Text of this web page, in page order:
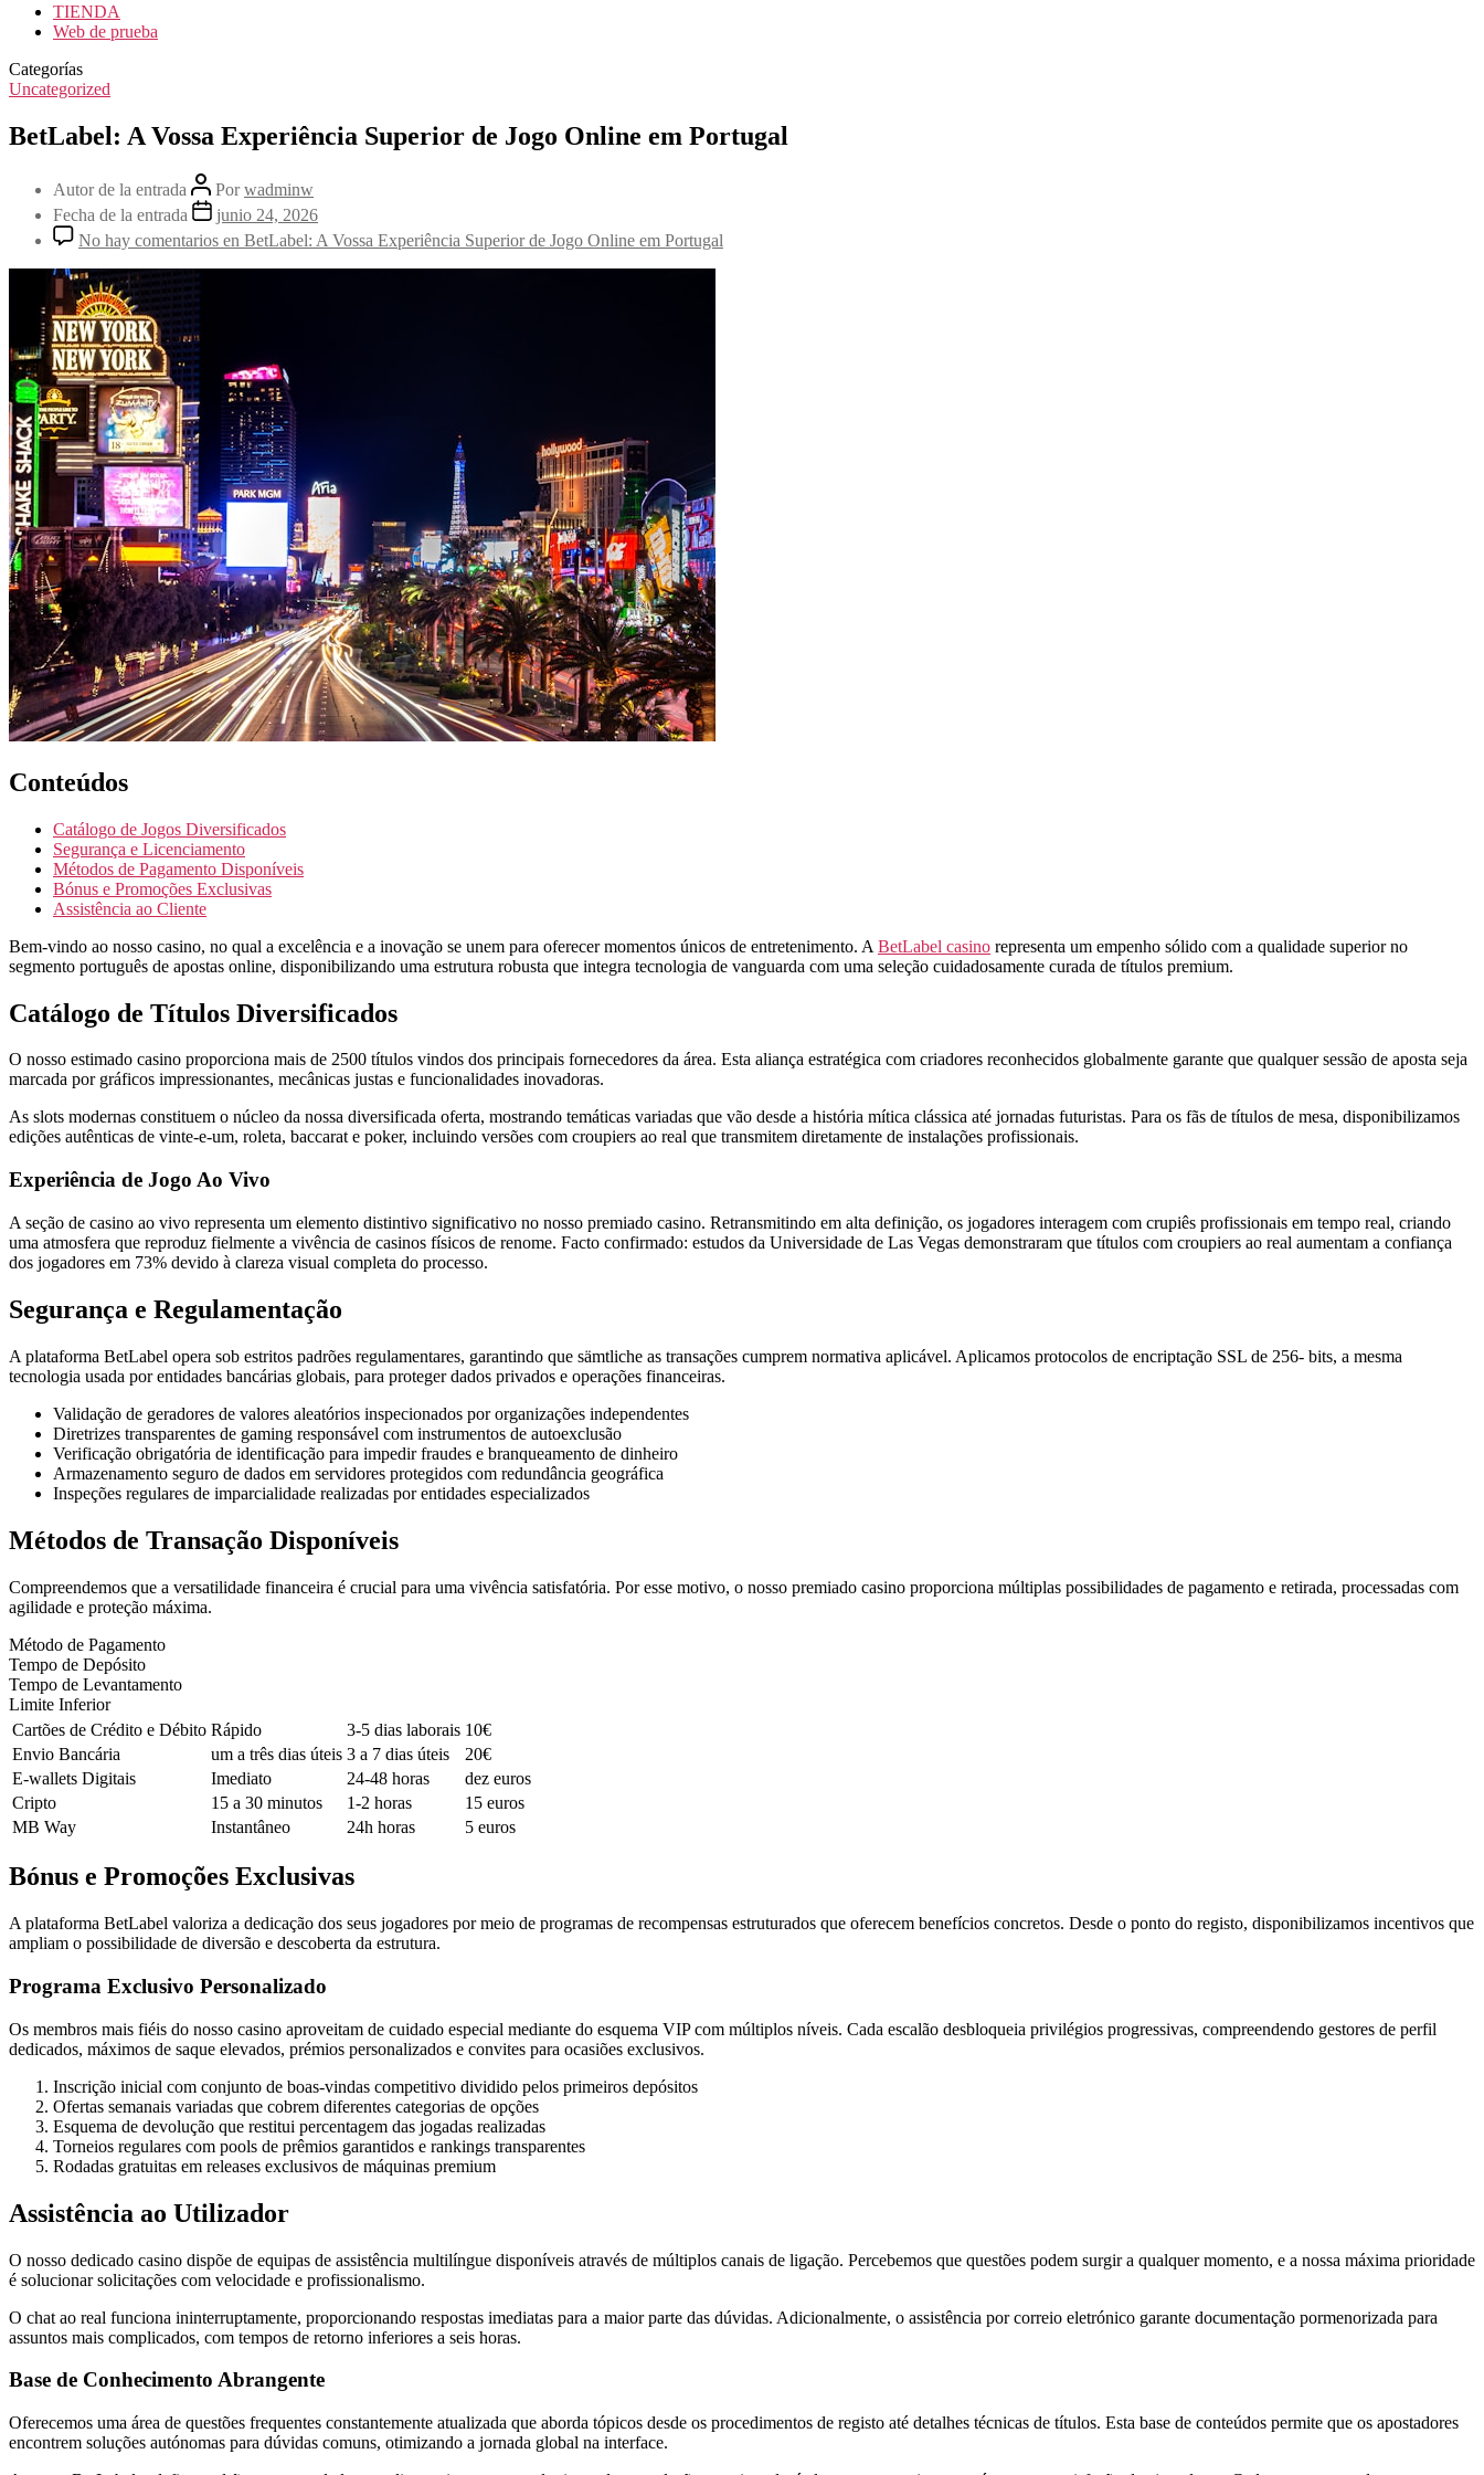
TIENDA
Web de prueba
Categorías
Uncategorized
BetLabel: A Vossa Experiência Superior de Jogo Online em Portugal
Autor de la entrada Porwadminw
Fecha de la entrada
junio 24, 2026
No hay comentarios en BetLabel: A Vossa Experiência Superior de Jogo Online em Portugal
Conteúdos
Catálogo de Jogos Diversificados
Segurança e Licenciamento
Métodos de Pagamento Disponíveis
Bónus e Promoções Exclusivas
Assistência ao Cliente
Bem-vindo ao nosso casino, no qual a excelência e a inovação se unem para oferecer momentos únicos de entretenimento. A BetLabel casino representa um empenho sólido com a qualidade superior no
segmento português de apostas online, disponibilizando uma estrutura robusta que integra tecnologia de vanguarda com uma seleção cuidadosamente curada de títulos premium.
Catálogo de Títulos Diversificados
O nosso estimado casino proporciona mais de 2500 títulos vindos dos principais fornecedores da área. Esta aliança estratégica com criadores reconhecidos globalmente garante que qualquer sessão de aposta seja
marcada por gráficos impressionantes, mecânicas justas e funcionalidades inovadoras.
As slots modernas constituem o núcleo da nossa diversificada oferta, mostrando temáticas variadas que vão desde a história mítica clássica até jornadas futuristas. Para os fãs de títulos de mesa, disponibilizamos
edições autênticas de vinte-e-um, roleta, baccarat e poker, incluindo versões com croupiers ao real que transmitem diretamente de instalações profissionais.
Experiência de Jogo Ao Vivo
A seção de casino ao vivo representa um elemento distintivo significativo no nosso premiado casino. Retransmitindo em alta definição, os jogadores interagem com crupiês profissionais em tempo real, criando
uma atmosfera que reproduz fielmente a vivência de casinos físicos de renome. Facto confirmado: estudos da Universidade de Las Vegas demonstraram que títulos com croupiers ao real aumentam a confiança
dos jogadores em 73% devido à clareza visual completa do processo.
Segurança e Regulamentação
A plataforma BetLabel opera sob estritos padrões regulamentares, garantindo que sämtliche as transações cumprem normativa aplicável. Aplicamos protocolos de encriptação SSL de 256- bits, a mesma
tecnologia usada por entidades bancárias globais, para proteger dados privados e operações financeiras.
Validação de geradores de valores aleatórios inspecionados por organizações independentes
Diretrizes transparentes de gaming responsável com instrumentos de autoexclusão
Verificação obrigatória de identificação para impedir fraudes e branqueamento de dinheiro
Armazenamento seguro de dados em servidores protegidos com redundância geográfica
Inspeções regulares de imparcialidade realizadas por entidades especializados
Métodos de Transação Disponíveis
Compreendemos que a versatilidade financeira é crucial para uma vivência satisfatória. Por esse motivo, o nosso premiado casino proporciona múltiplas possibilidades de pagamento e retirada, processadas com
agilidade e proteção máxima.
Método de Pagamento
Tempo de Depósito
Tempo de Levantamento
Limite Inferior
Cartões de Crédito e Débito Rápido 3-5 dias laborais 10€
Envio Bancária
um a três dias úteis 3 a 7 dias úteis
20€
E-wallets Digitais
Imediato 24-48 horas
dez euros
Cripto
15 a 30 minutos 1-2 horas
15 euros
MB Way
Instantâneo 24h horas 5 euros
Bónus e Promoções Exclusivas
A plataforma BetLabel valoriza a dedicação dos seus jogadores por meio de programas de recompensas estruturados que oferecem benefícios concretos. Desde o ponto do registo, disponibilizamos incentivos que
ampliam o possibilidade de diversão e descoberta da estrutura.
Programa Exclusivo Personalizado
Os membros mais fiéis do nosso casino aproveitam de cuidado especial mediante do esquema VIP com múltiplos níveis. Cada escalão desbloqueia privilégios progressivas, compreendendo gestores de perfil
dedicados, máximos de saque elevados, prémios personalizados e convites para ocasiões exclusivos.
Inscrição inicial com conjunto de boas-vindas competitivo dividido pelos primeiros depósitos
Ofertas semanais variadas que cobrem diferentes categorias de opções
Esquema de devolução que restitui percentagem das jogadas realizadas
Torneios regulares com pools de prêmios garantidos e rankings transparentes
Rodadas gratuitas em releases exclusivos de máquinas premium
Assistência ao Utilizador
O nosso dedicado casino dispõe de equipas de assistência multilíngue disponíveis através de múltiplos canais de ligação. Percebemos que questões podem surgir a qualquer momento, e a nossa máxima prioridade
é solucionar solicitações com velocidade e profissionalismo.
O chat ao real funciona ininterruptamente, proporcionando respostas imediatas para a maior parte das dúvidas. Adicionalmente, o assistência por correio eletrónico garante documentação pormenorizada para
assuntos mais complicados, com tempos de retorno inferiores a seis horas.
Base de Conhecimento Abrangente
Oferecemos uma área de questões frequentes constantemente atualizada que aborda tópicos desde os procedimentos de registo até detalhes técnicas de títulos. Esta base de conteúdos permite que os apostadores
encontrem soluções autónomas para dúvidas comuns, otimizando a jornada global na interface.